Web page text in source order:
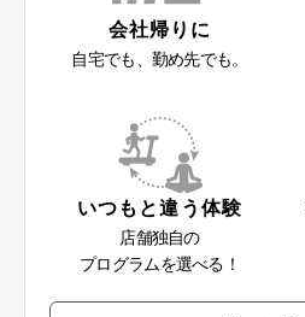
会社帰りに
自宅でも、勤め先でも。
いつもと違う体験
店舗独自の
プログラムを選べる！